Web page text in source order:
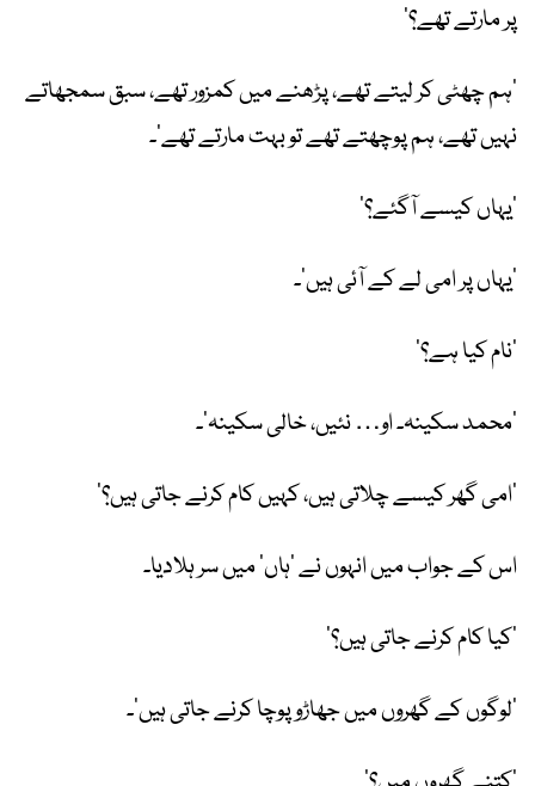
پر مارتے تھے؟‘
’ہم چھٹی کر لیتے تھے، پڑھنے میں کمزور تھے، سبق سمجھاتے
نہیں تھے، ہم پوچھتے تھے تو بہت مارتے تھے‘۔
’یہاں کیسے آگئے؟‘
’یہاں پر امی لے کے آئی ہیں‘۔
’نام کیا ہے؟‘
’محمد سکینہ۔ او… نئیں، خالی سکینہ‘۔
’امی گھر کیسے چلاتی ہیں، کہیں کام کرنے جاتی ہیں؟‘
اس کے جواب میں انہوں نے ’ہاں‘ میں سر ہلادیا۔
’کیا کام کرنے جاتی ہیں؟‘
’لوگوں کے گھروں میں جھاڑو پوچا کرنے جاتی ہیں‘۔